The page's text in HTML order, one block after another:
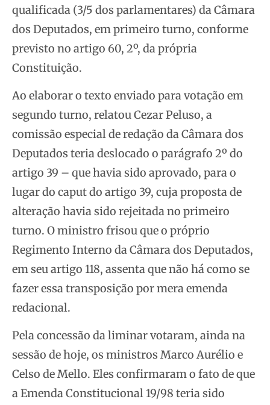
qualificada (3/5 dos parlamentares) da Câmara
dos Deputados, em primeiro turno, conforme
previsto no artigo 60, 2º, da própria
Constituição.
Ao elaborar o texto enviado para votação em
segundo turno, relatou Cezar Peluso, a
comissão especial de redação da Câmara dos
Deputados teria deslocado o parágrafo 2º do
artigo 39 – que havia sido aprovado, para o
lugar do caput do artigo 39, cuja proposta de
alteração havia sido rejeitada no primeiro
turno. O ministro frisou que o próprio
Regimento Interno da Câmara dos Deputados,
em seu artigo 118, assenta que não há como se
fazer essa transposição por mera emenda
redacional.
Pela concessão da liminar votaram, ainda na
sessão de hoje, os ministros Marco Aurélio e
Celso de Mello. Eles confirmaram o fato de que
a Emenda Constitucional 19/98 teria sido